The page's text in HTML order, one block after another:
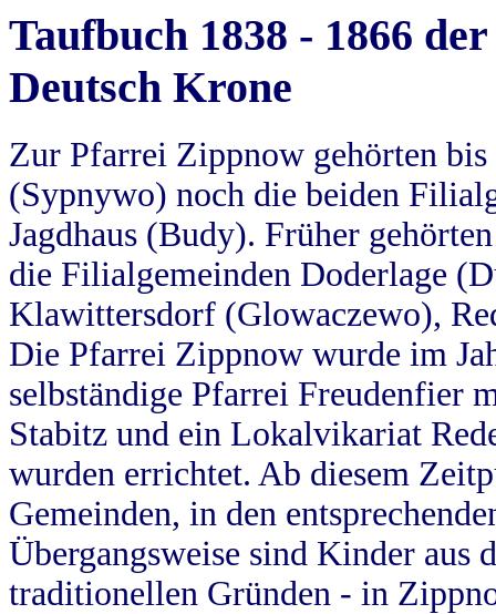
Taufbuch 1838 - 1866
Deutsch Krone
Zur Pfarrei Zippnow gehörten
(Sypnywo) noch die beiden
Jagdhaus (Budy). Früher
die Filialgemeinden Doderlage
Klawittersdorf (Glowaczewo),
Die Pfarrei Zippnow wurde im
selbständige Pfarrei Freudenfier
Stabitz und ein Lokalvikariat
wurden errichtet. Ab diesem
Gemeinden, in den
Übergangsweise sind Kinder aus
traditionellen Gründen - in